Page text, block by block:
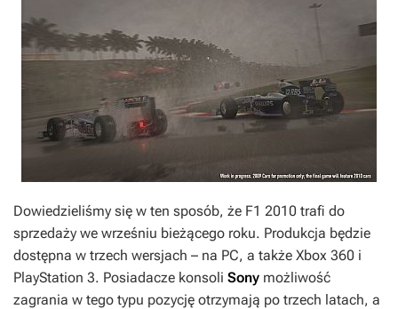
Dowiedzieliśmy się w ten sposób, że F1 2010 trafi do
sprzedaży we wrześniu bieżącego roku. Produkcja będzie
dostępna w trzech wersjach – na PC, a także Xbox 360 i
PlayStation 3. Posiadacze konsoli Sony możliwość
zagrania w tego typu pozycję otrzymają po trzech latach, a